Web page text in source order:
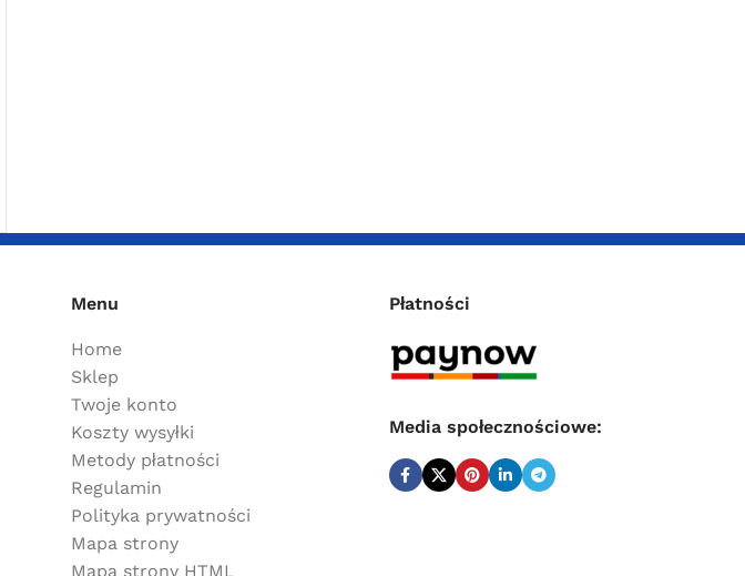
Menu
Home
Sklep
Twoje konto
Koszty wysyłki
Metody płatności
Regulamin
Polityka prywatności
Mapa strony
Mapa strony HTML
Płatności
Media społecznościowe: